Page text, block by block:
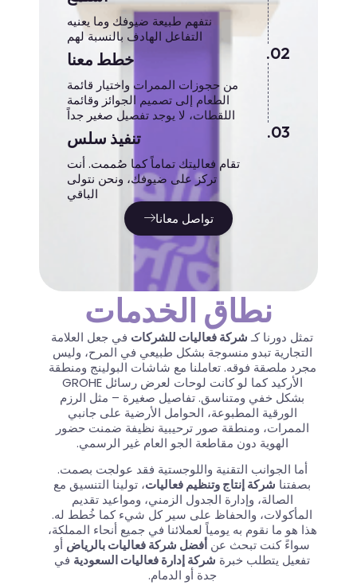
نتفهم طبيعة ضيوفك وما يعنيه
التفاعل الهادف بالنسبة لهم
02. خطط معنا
من حجوزات الممرات واختيار قائمة
الطعام إلى تصميم الجوائز وقائمة
اللقطات، لا يوجد تفصيل صغير جداً
03. تنفيذ سلس
تقام فعاليتك تماماً كما صُممت. أنت
تركز على ضيوفك، ونحن نتولى
الباقي
تواصل معانا
نطاق الخدمات
تمثل دورنا كـشركة فعاليات للشركات في جعل العلامة
التجارية تبدو منسوجة بشكل طبيعي في المرح، وليس
مجرد ملصقة فوقه. تعاملنا مع شاشات البولينج ومنطقة
الأركيد كما لو كانت لوحات لعرض رسائل GROHE
بشكل خفي ومتناسق. تفاصيل صغيرة – مثل الرزم
الورقية المطبوعة، الحوامل الأرضية على جانبي
الممرات، ومنطقة صور ترحيبية نظيفة ضمنت حضور
الهوية دون مقاطعة الجو العام غير الرسمي.
أما الجوانب التقنية واللوجستية فقد عولجت بصمت.
بصفتنا شركة إنتاج وتنظيم فعاليات، تولينا التنسيق مع
الصالة، وإدارة الجدول الزمني، ومواعيد تقديم
المأكولات، والحفاظ على سير كل شيء كما خُطط له.
هذا هو ما نقوم به يومياً لعملائنا في جميع أنحاء المملكة،
سواءً كنت تبحث عن أفضل شركة فعاليات بالرياض أو
تفعيل يتطلب خبرة شركة إدارة فعاليات السعودية في
جدة أو الدمام.